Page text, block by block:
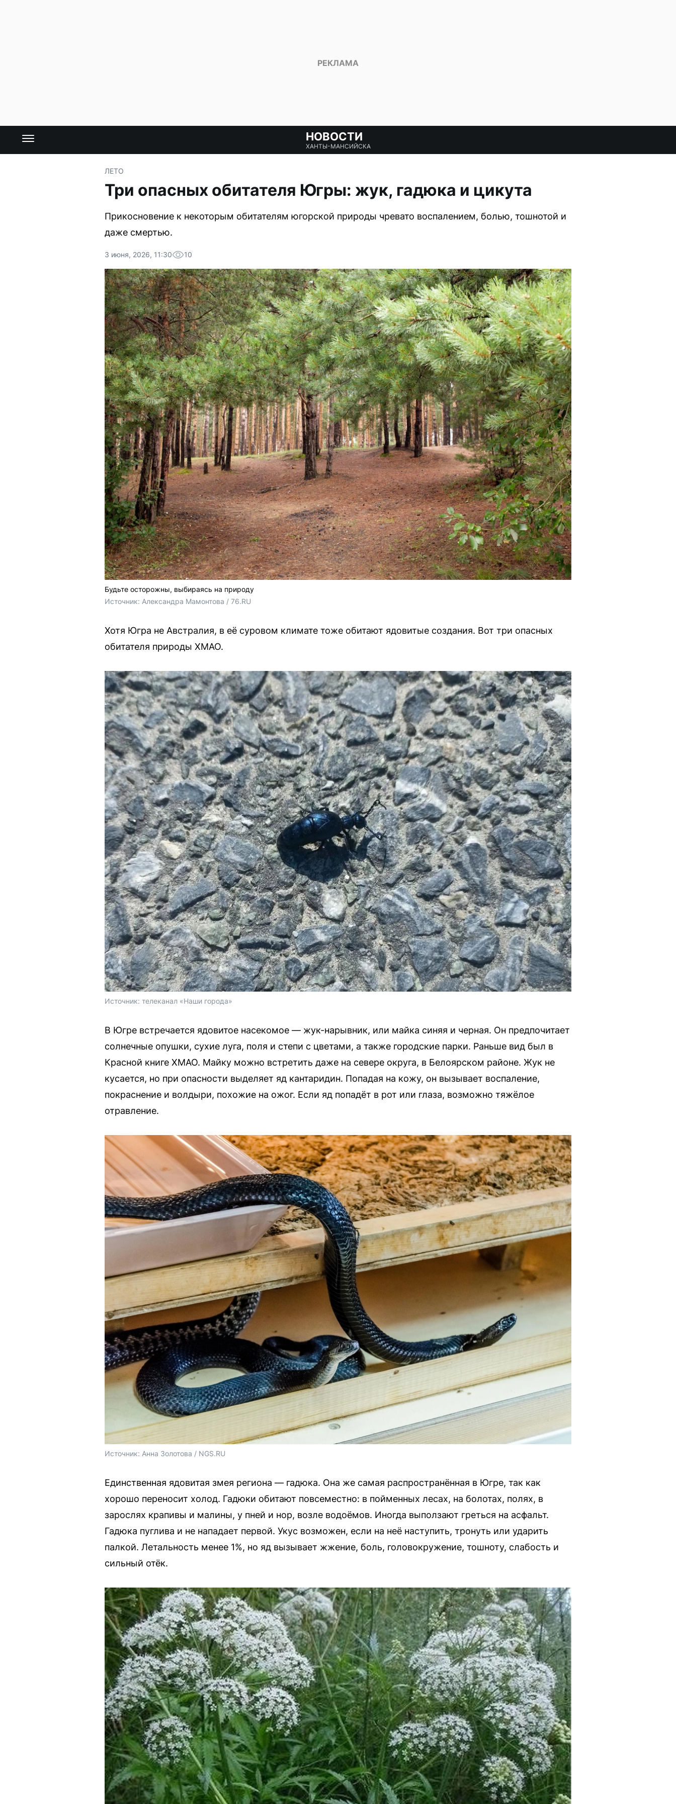
НОВОСТИ
ХАНТЫ-МАНСИЙСКА
ЛЕТО
Три опасных обитателя Югры: жук, гадюка и цикута
Прикосновение к некоторым обитателям югорской природы чревато воспалением, болью, тошнотой и
даже смертью.
3 июня, 2026, 11:30 10
Будьте осторожны, выбираясь на природу
Источник: Александра Мамонтова / 76.RU
Хотя Югра не Австралия, в её суровом климате тоже обитают ядовитые создания. Вот три опасных
обитателя природы ХМАО.
Источник: телеканал «Наши города»
В Югре встречается ядовитое насекомое — жук-нарывник, или майка синяя и черная. Он предпочитает
солнечные опушки, сухие луга, поля и степи с цветами, а также городские парки. Раньше вид был в
Красной книге ХМАО. Майку можно встретить даже на севере округа, в Белоярском районе. Жук не
кусается, но при опасности выделяет яд кантаридин. Попадая на кожу, он вызывает воспаление,
покраснение и волдыри, похожие на ожог. Если яд попадёт в рот или глаза, возможно тяжёлое
отравление.
Источник: Анна Золотова / NGS.RU
Единственная ядовитая змея региона — гадюка. Она же самая распространённая в Югре, так как
хорошо переносит холод. Гадюки обитают повсеместно: в пойменных лесах, на болотах, полях, в
зарослях крапивы и малины, у пней и нор, возле водоёмов. Иногда выползают греться на асфальт.
Гадюка пуглива и не нападает первой. Укус возможен, если на неё наступить, тронуть или ударить
палкой. Летальность менее 1%, но яд вызывает жжение, боль, головокружение, тошноту, слабость и
сильный отёк.